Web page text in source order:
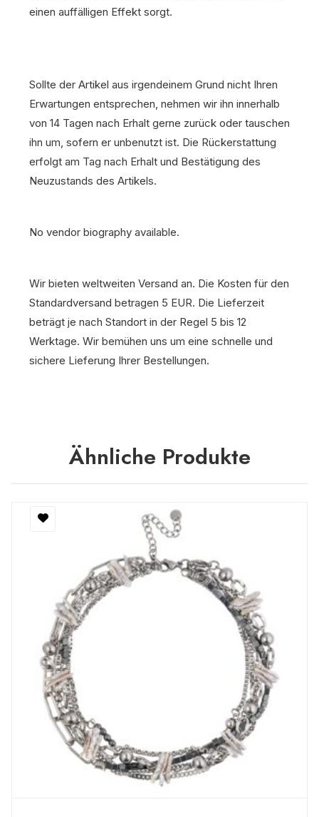
einen auffälligen Effekt sorgt.
Sollte der Artikel aus irgendeinem Grund nicht Ihren
Erwartungen entsprechen, nehmen wir ihn innerhalb
von 14 Tagen nach Erhalt gerne zurück oder tauschen
ihn um, sofern er unbenutzt ist. Die Rückerstattung
erfolgt am Tag nach Erhalt und Bestätigung des
Neuzustands des Artikels.
No vendor biography available.
Wir bieten weltweiten Versand an. Die Kosten für den
Standardversand betragen 5 EUR. Die Lieferzeit
beträgt je nach Standort in der Regel 5 bis 12
Werktage. Wir bemühen uns um eine schnelle und
sichere Lieferung Ihrer Bestellungen.
Ähnliche Produkte